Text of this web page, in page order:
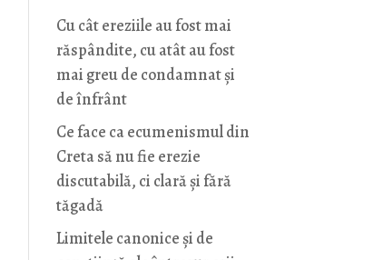
Cu cât ereziile au fost mai
răspândite, cu atât au fost
mai greu de condamnat și
de înfrânt
Ce face ca ecumenismul din
Creta să nu fie erezie
discutabilă, ci clară și fără
tăgadă
Limitele canonice și de